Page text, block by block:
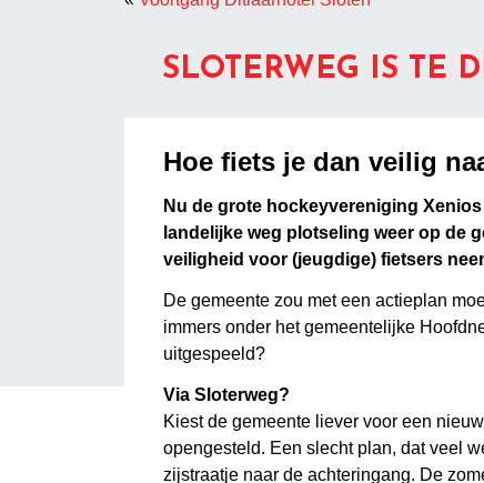
SLOTERWEG IS TE
Hoe fiets je dan veilig
Nu de grote hockeyvereniging
landelijke weg plotseling weer op de
veiligheid voor (jeugdige) fietsers
De gemeente zou met een actieplan
immers onder het gemeentelijke
uitgespeeld?
Via Sloterweg?
Kiest de gemeente liever voor een
opengesteld. Een slecht plan, dat veel
zijstraatje naar de achteringang. De